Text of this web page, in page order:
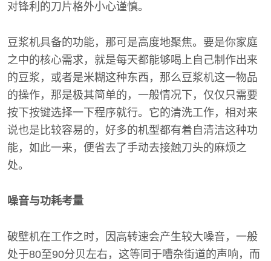
对锋利的刀片格外小心谨慎。
豆浆机具备的功能，那可是高度地聚焦。要是你家庭
之中的核心需求，就是每天都能够喝上自己制作出来
的豆浆，或者是米糊这种东西，那么豆浆机这一物品
的操作，那是极其简单的，一般情况下，仅仅只需要
按下按键选择一下程序就行。它的清洗工作，相对来
说也是比较容易的，好多的机型都有着自清洁这种功
能，如此一来，便省去了手动去接触刀头的麻烦之
处。
噪音与功耗考量
破壁机在工作之时，因高转速会产生较大噪音，一般
处于80至90分贝左右，这等同于嘈杂街道的声响，而